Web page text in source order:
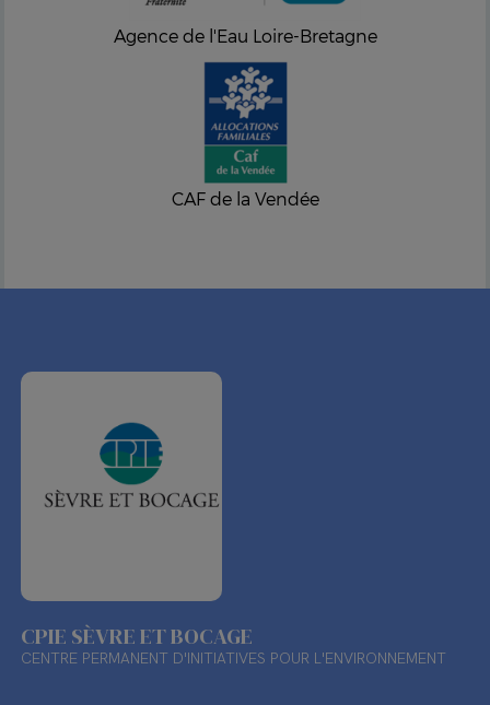
Agence de l'Eau Loire-Bretagne
CAF de la Vendée
CPIE SÈVRE ET BOCAGE
CENTRE PERMANENT D'INITIATIVES POUR L'ENVIRONNEMENT